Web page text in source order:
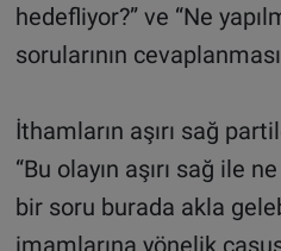
hedefliyor?” ve “Ne
sorularının
İthamların aşırı sağ
“Bu olayın aşırı sağ ile
bir soru burada akla
imamlarına yönelik